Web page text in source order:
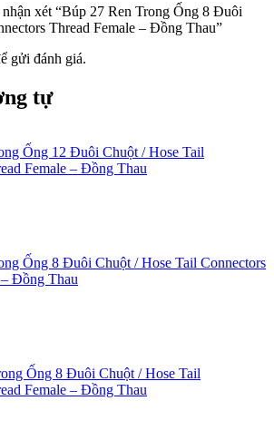
xét “Búp 27 Ren Trong Ống 8 Đuôi
Thread Female – Đồng Thau”
gửi đánh giá.
tự
Ống 12 Đuôi Chuột / Hose Tail
Female – Đồng Thau
Ống 8 Đuôi Chuột / Hose Tail Connectors
Đồng Thau
Ống 8 Đuôi Chuột / Hose Tail
Female – Đồng Thau